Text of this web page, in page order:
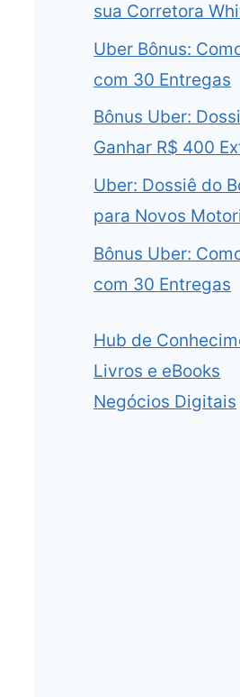
sua Corretora
Uber Bônus:
com 30 Entregas
Bônus Uber:
Ganhar R$ 400
Uber: Dossiê do
para Novos
Bônus Uber:
com 30 Entregas
Hub de
Livros e eBooks
Negócios Digitais